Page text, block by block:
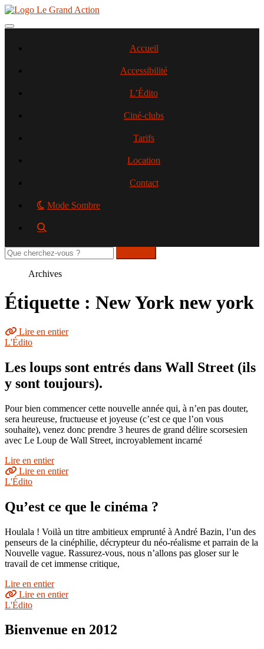
Aller
contenu
Toggle navigation
Accueil
Accessibilité
L’Édito
Ciné-clubs
Tarifs
Location
Contact
Mode Sombre
Rechercher
sur
Archives
Étiquette : New York new york
Lire en entier
L'Édito
Les loups sont entrés dans Wall Street (ils
y sont toujours).
Pour bien commencer cette nouvelle année qui, à n’en pas douter,
sera heureuse, fructueuse et joyeuse (c’est ce que l’on vous
souhaite), venez donc prendre 3 heures de grand délire scorsesien
avec Le Loup de Wall Street, incroyablement incarné
Lire en entier
Lire en entier
L'Édito
Qu’est ce que le cinéma ?
Houlala ! Voilà un titre ambitieux emprunté à André Bazin, l’un des
penseurs de la cinéphilie, décrypteur du néo-réalisme et parrain de la
Nouvelle vague. Rassurez-vous, nous n’allons pas gloser sur le
travail de cet immense critique,
Lire en entier
Lire en entier
L'Édito
Bienvenue en 2012